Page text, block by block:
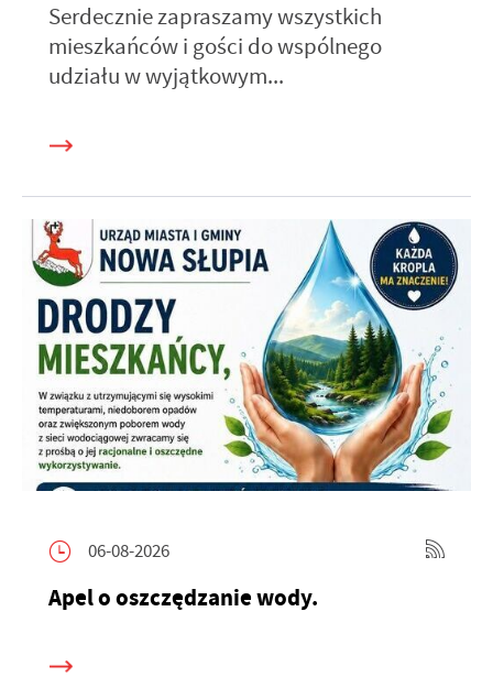
Serdecznie zapraszamy wszystkich
mieszkańców i gości do wspólnego
udziału w wyjątkowym...
06-08-2026
Apel o oszczędzanie wody.